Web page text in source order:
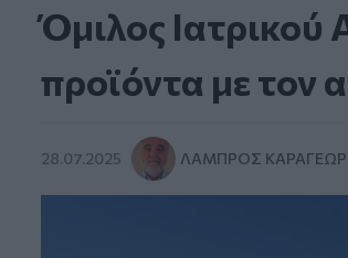
Όμιλος Ιατρικού
προϊόντα με τον
28.07.2025 ΛΆΜΠΡΟΣ